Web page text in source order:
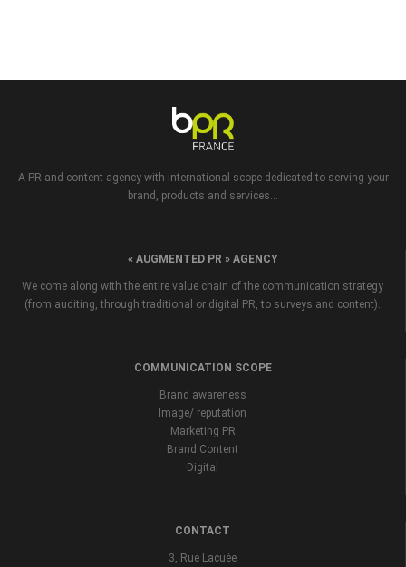
A PR and content agency with international scope dedicated to serving your
brand, products and services...
« AUGMENTED PR » AGENCY
We come along with the entire value chain of the communication strategy
(from auditing, through traditional or digital PR, to surveys and content).
COMMUNICATION SCOPE
Brand awareness
Image/ reputation
Marketing PR
Brand Content
Digital
CONTACT
3, Rue Lacuée